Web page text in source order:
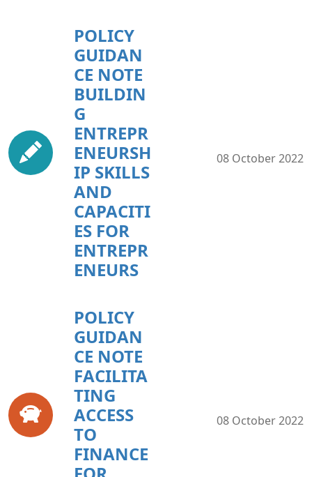
POLICY
GUIDAN
CE NOTE
BUILDIN
G
ENTREPR
ENEURSH
IP SKILLS
AND
CAPACITI
ES FOR
ENTREPR
ENEURS
08 October 2022
POLICY
GUIDAN
CE NOTE
FACILITA
TING
ACCESS
TO
FINANCE
08 October 2022